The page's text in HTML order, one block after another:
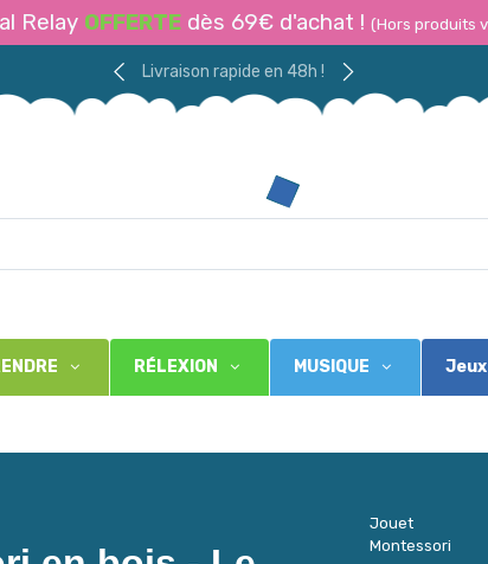
Relay OFFERTE dès 69€ d'achat ! (Hors produits
Livraison rapide en 48h !
RÉLEXION MUSIQUE
Jouet
Montessori